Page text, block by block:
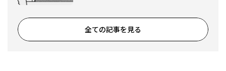
全ての記事を見る